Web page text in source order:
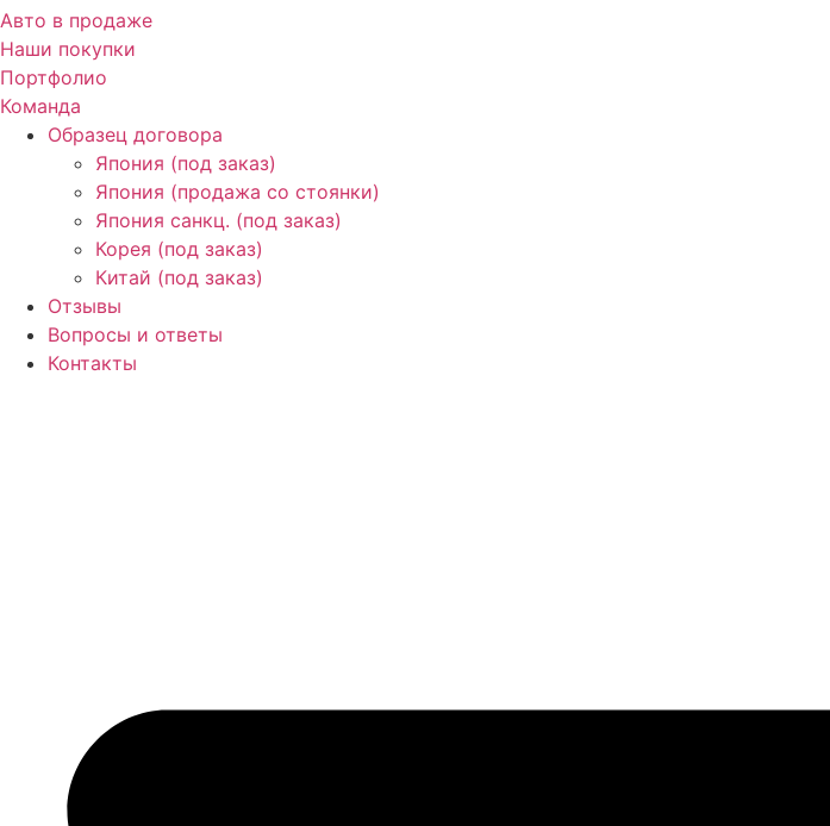
Авто в продаже
Наши покупки
Портфолио
Команда
Образец договора
Япония (под заказ)
Япония (продажа со стоянки)
Япония санкц. (под заказ)
Корея (под заказ)
Китай (под заказ)
Отзывы
Вопросы и ответы
Контакты